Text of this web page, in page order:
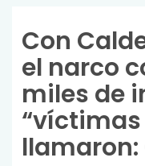
Con
el narco
miles de
“víctimas
llamaron: